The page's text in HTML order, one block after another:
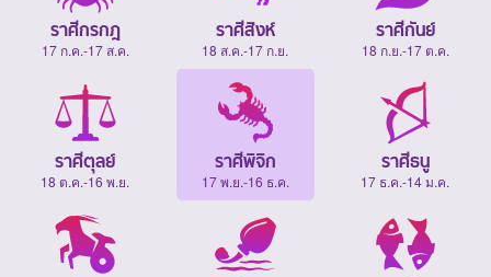
ราศีกรกฎ
17 ก.ค.-17 ส.ค.
ราศีสิงห์
18 ส.ค.-17 ก.ย.
ราศีกันย์
18 ก.ย.-17 ต.ค.
ราศีตุลย์
18 ต.ค.-16 พ.ย.
ราศีพิจิก
17 พ.ย.-16 ธ.ค.
ราศีธนู
17 ธ.ค.-14 ม.ค.